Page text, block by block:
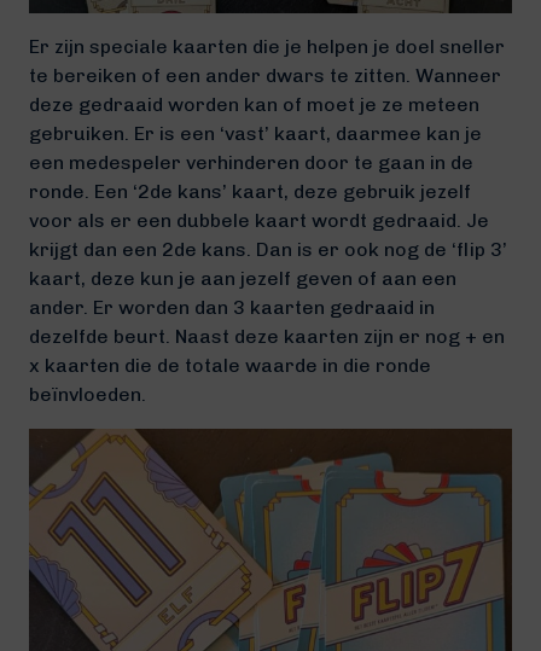
Er zijn speciale kaarten die je helpen je doel sneller
te bereiken of een ander dwars te zitten. Wanneer
deze gedraaid worden kan of moet je ze meteen
gebruiken. Er is een ‘vast’ kaart, daarmee kan je
een medespeler verhinderen door te gaan in de
ronde. Een ‘2de kans’ kaart, deze gebruik jezelf
voor als er een dubbele kaart wordt gedraaid. Je
krijgt dan een 2de kans. Dan is er ook nog de ‘flip 3’
kaart, deze kun je aan jezelf geven of aan een
ander. Er worden dan 3 kaarten gedraaid in
dezelfde beurt. Naast deze kaarten zijn er nog + en
x kaarten die de totale waarde in die ronde
beïnvloeden.